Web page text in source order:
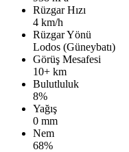
Rüzgar Hızı
4 km/h
Rüzgar Yönü
Lodos (Güneybatı)
Görüş Mesafesi
10+ km
Bulutluluk
8%
Yağış
0 mm
Nem
68%